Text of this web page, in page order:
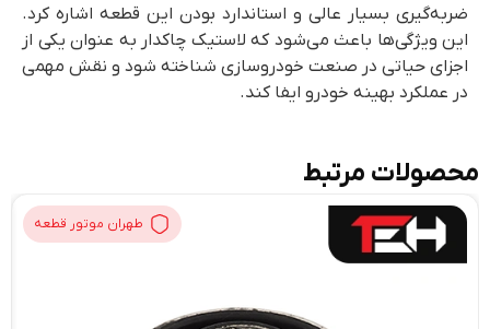
ضربه‌گیری بسیار عالی و استاندارد بودن این قطعه اشاره کرد.
این ویژگی‌ها باعث می‌شود که لاستیک چاکدار به عنوان یکی از
اجزای حیاتی در صنعت خودروسازی شناخته شود و نقش مهمی
در عملکرد بهینه خودرو ایفا کند.
محصولات مرتبط
طهران موتور قطعه